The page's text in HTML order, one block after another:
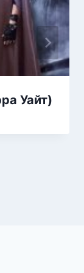
Уайт)